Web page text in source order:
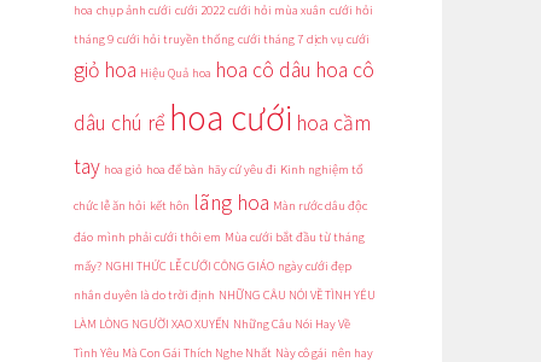
hoa chụp ảnh cưới cưới 2022 cưới hỏi mùa xuân cưới hỏi
tháng 9 cưới hỏi truyền thống cưới tháng 7 dịch vụ cưới
giỏ hoa Hiệu Quả hoa hoa cô dâu hoa cô
dâu chú rể hoa cưới hoa cầm
tay hoa giỏ hoa để bàn hãy cứ yêu đi Kinh nghiệm tổ
chức lễ ăn hỏi kết hôn lãng hoa Màn rước dâu độc
đáo mình phải cưới thôi em Mùa cưới bắt đầu từ tháng
mấy? NGHI THỨC LỄ CƯỚI CÔNG GIÁO ngày cưới đẹp
nhân duyên là do trời định NHỮNG CÂU NÓI VỀ TÌNH YÊU
LÀM LÒNG NGƯỜI XAO XUYẾN Những Câu Nói Hay Về
Tình Yêu Mà Con Gái Thích Nghe Nhất Này cô gái nên hay